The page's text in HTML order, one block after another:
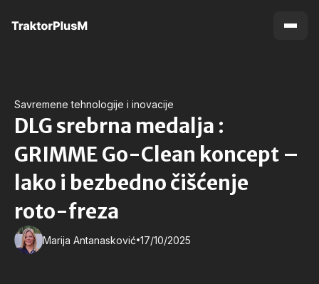
Savremene tehnologije i inovacije
DLG srebrna medalja :
GRIMME Go-Clean koncept –
lako i bezbedno čišćenje
roto-freza
Marija Antanasković•17/10/2025